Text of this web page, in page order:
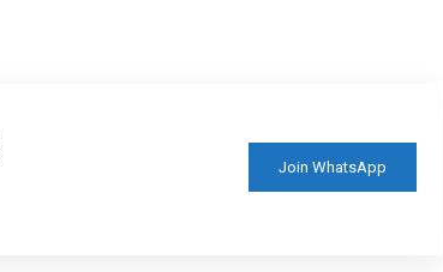
Join WhatsApp